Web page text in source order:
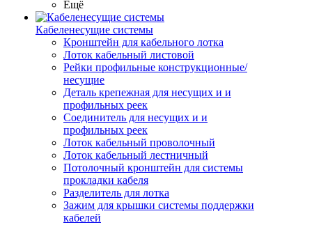
Ещё
Кабеленесущие системы
Кронштейн для кабельного лотка
Лоток кабельный листовой
Рейки профильные конструкционные/
несущие
Деталь крепежная для несущих и и
профильных реек
Соединитель для несущих и и
профильных реек
Лоток кабельный проволочный
Лоток кабельный лестничный
Потолочный кронштейн для системы
прокладки кабеля
Разделитель для лотка
Зажим для крышки системы поддержки
кабелей